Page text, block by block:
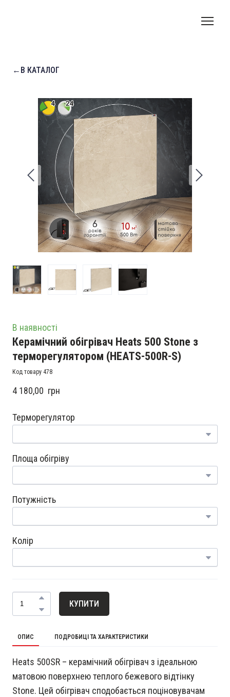
←В КАТАЛОГ
В наявності
Керамічний обігрівач Heats 500 Stone з
терморегулятором (HEATS-500R-S)
Код товару 478
4 180,00  грн
Терморегулятор
Площа обігріву
Потужність
Колір
КУПИТИ
ОПИС ПОДРОБИЦІ ТА ХАРАКТЕРИСТИКИ
Heats 500SR – керамічний обігрівач з ідеальною
матовою поверхнею теплого бежевого відтінку
Stone. Цей обігрівач сподобається поціновувачам